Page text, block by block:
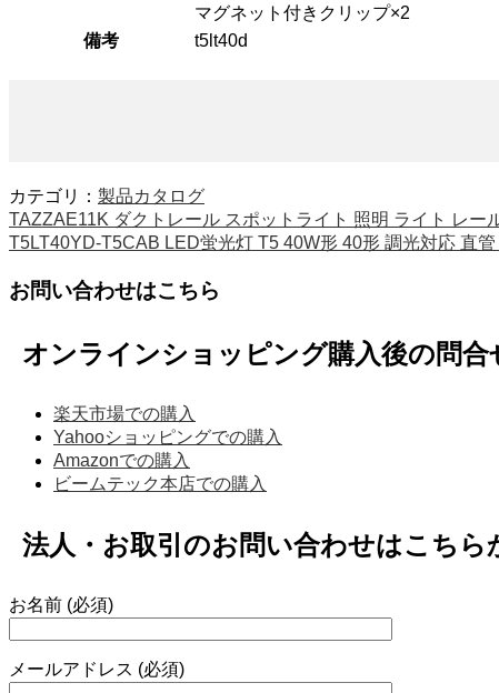
マグネット付きクリップ×2
備考
t5lt40d
カテゴリ： 製品カタログ
TAZZAE11K ダクトレール スポットライト 照明 ライト レー
T5LT40YD-T5CAB LED蛍光灯 T5 40W形 40形 調光対応 直
お問い合わせはこちら
オンラインショッピング購入後の問合
楽天市場での購入
Yahooショッピングでの購入
Amazonでの購入
ビームテック本店での購入
法人・お取引のお問い合わせはこちら
お名前 (必須)
メールアドレス (必須)